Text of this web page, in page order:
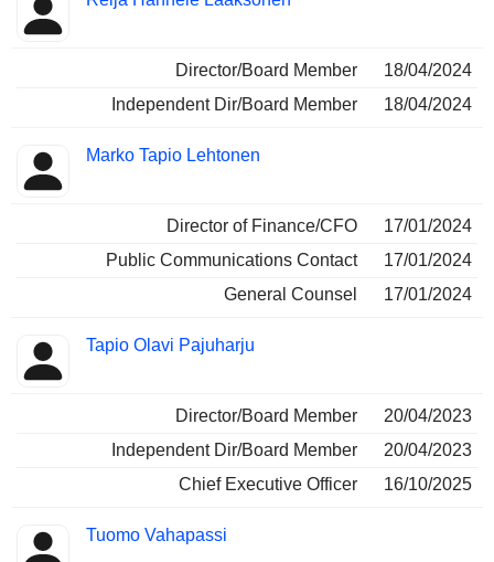
Director/Board Member
18/04/2024
Independent Dir/Board Member
18/04/2024
Marko Tapio Lehtonen
Director of Finance/CFO
17/01/2024
Public Communications Contact
17/01/2024
General Counsel
17/01/2024
Tapio Olavi Pajuharju
Director/Board Member
20/04/2023
Independent Dir/Board Member
20/04/2023
Chief Executive Officer
16/10/2025
Tuomo Vahapassi